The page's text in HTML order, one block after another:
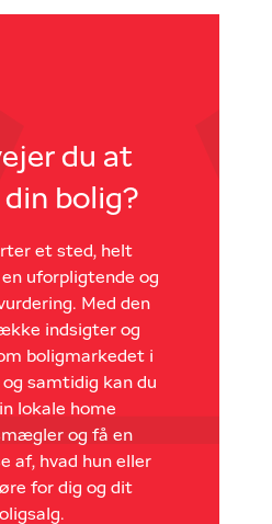
du at
bolig?
et sted, helt
uforpligtende og
Med den
indsigter og
boligmarkedet i
samtidig kan du
lokale home
og få en
af, hvad hun eller
for dig og dit